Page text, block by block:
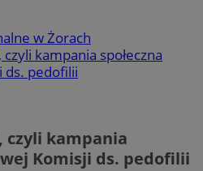
w Żorach
kampania społeczna
ds. pedofilii
czyli kampania
Komisji ds. pedofilii